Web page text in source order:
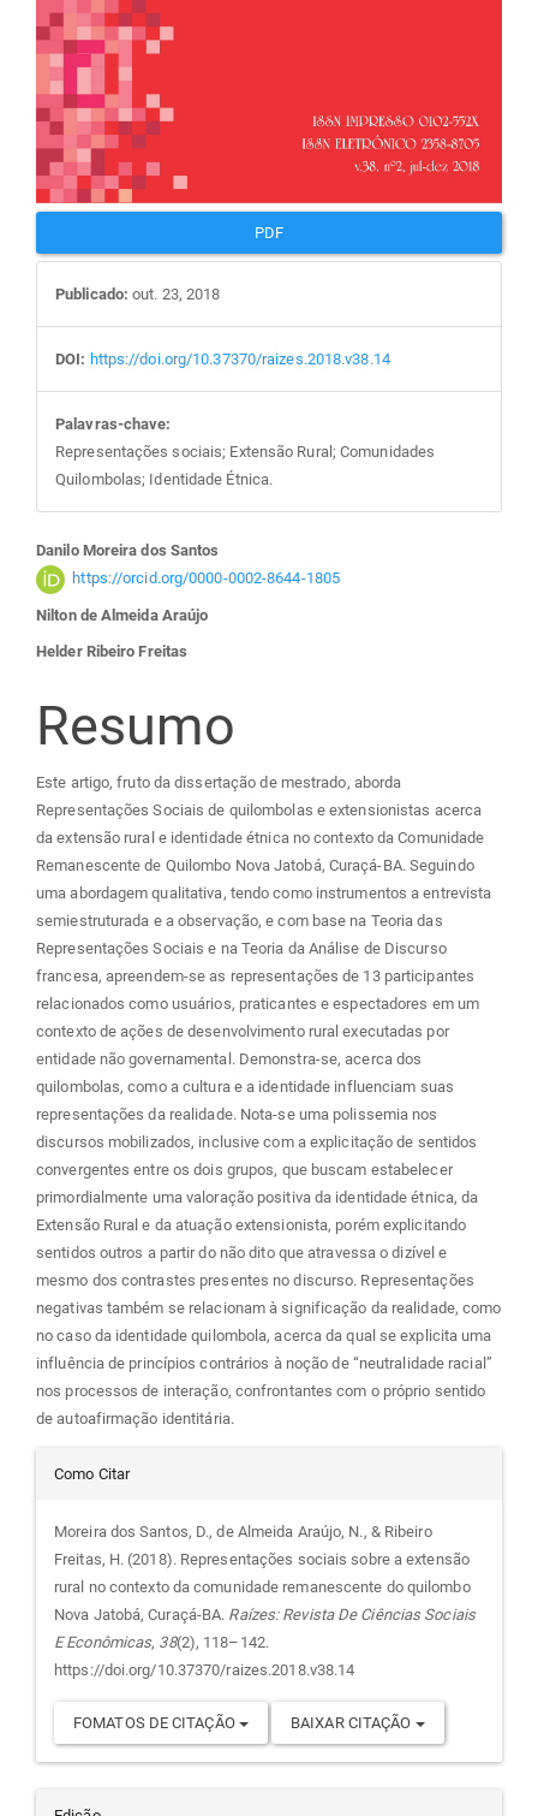
PDF
Publicado: out. 23, 2018
DOI: https://doi.org/10.37370/raizes.2018.v38.14
Palavras-chave:
Representações sociais; Extensão Rural; Comunidades
Quilombolas; Identidade Étnica.
Conteúdo
do
principal
Danilo Moreira dos Santos
https://orcid.org/0000-0002-8644-1805
Nilton de Almeida Araújo
Helder Ribeiro Freitas
Resumo
Este artigo, fruto da dissertação de mestrado, aborda
Representações Sociais de quilombolas e extensionistas acerca
da extensão rural e identidade étnica no contexto da Comunidade
Remanescente de Quilombo Nova Jatobá, Curaçá-BA. Seguindo
uma abordagem qualitativa, tendo como instrumentos a entrevista
semiestruturada e a observação, e com base na Teoria das
Representações Sociais e na Teoria da Análise de Discurso
francesa, apreendem-se as representações de 13 participantes
relacionados como usuários, praticantes e espectadores em um
contexto de ações de desenvolvimento rural executadas por
entidade não governamental. Demonstra-se, acerca dos
quilombolas, como a cultura e a identidade influenciam suas
representações da realidade. Nota-se uma polissemia nos
discursos mobilizados, inclusive com a explicitação de sentidos
convergentes entre os dois grupos, que buscam estabelecer
primordialmente uma valoração positiva da identidade étnica, da
Extensão Rural e da atuação extensionista, porém explicitando
sentidos outros a partir do não dito que atravessa o dizível e
mesmo dos contrastes presentes no discurso. Representações
negativas também se relacionam à significação da realidade, como
no caso da identidade quilombola, acerca da qual se explicita uma
influência de princípios contrários à noção de “neutralidade racial”
nos processos de interação, confrontantes com o próprio sentido
de autoafirmação identitária.
Detalhes
do
artigo
Como Citar
Moreira dos Santos, D., de Almeida Araújo, N., & Ribeiro
Freitas, H. (2018). Representações sociais sobre a extensão
rural no contexto da comunidade remanescente do quilombo
Nova Jatobá, Curaçá-BA. Raízes: Revista De Ciências Sociais
E Econômicas, 38(2), 118–142.
https://doi.org/10.37370/raizes.2018.v38.14
FOMATOS DE CITAÇÃO BAIXAR CITAÇÃO